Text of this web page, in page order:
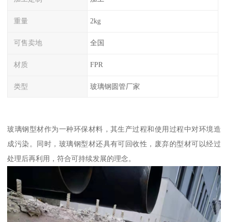
重量 2kg
可售卖地 全国
材质 FPR
类型 玻璃钢圆管厂家
玻璃钢型材作为一种环保材料，其生产过程和使用过程中对环境造
成污染。同时，玻璃钢型材还具有可回收性，废弃的型材可以经过
处理后再利用，符合可持续发展的理念。